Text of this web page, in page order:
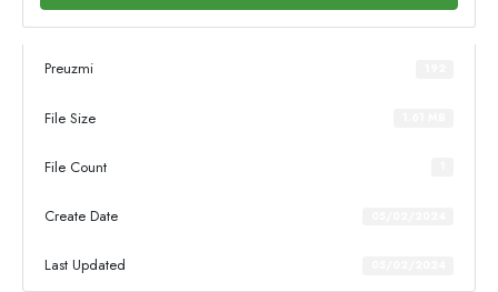
Preuzmi
File Size
File Count
Create Date
Last Updated